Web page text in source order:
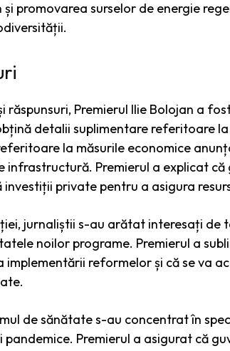
promovarea surselor de energie
răspunsuri, Premierul Ilie Bolojan a
detalii suplimentare referitoare
la măsurile economice
Premierul a explicat
private pentru a asigura
jurnaliștii s-au arătat interesați de
noilor programe. Premierul a
implementării reformelor și că se va
de sănătate s-au concentrat în
Premierul a asigurat că